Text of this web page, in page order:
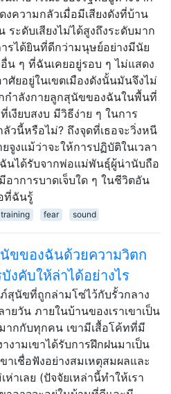
งความกลัวเมื่อมีเสียงดังที่บ้าน
ระดับเสียงไม่ได้สูงถึงระดับมาก
รได้ยินที่ดีกว่ามนุษย์อย่างมีนัย
ๆ ที่ฉันเคยอยู่รอบ ๆ ไม่แสดง
ยอยู่ในเขตเมืองดังนั้นมันจึงไม่
กำลังกายลูกสุนัขของฉันในพื้นที่
งียบสงบ มีวิธีง่าย ๆ ในการ
วนี้หรือไม่? ถึงจุดที่เธอจะวิ่งหนี
จูงแม้ว่าจะให้การปฏิบัติในเวลา
นได้รับจากพ่อแม่พันธุ์ผู้น่านับถือ
อาการบาดเจ็บใด ๆ ในชีวิตอัน
ที่ฉันรู้
training fear sound
ขของฉันด้วยความวิตก
งคับให้ล่าได้อย่างไร
สุนัขที่ถูกล่ามโซ่ไว้กับรั้วกลาง
ายวัน ภายในบ้านของเราเขาเป็น
ากกับทุกคน เขามีเสื้อโค้ทที่มี
งามเขาได้รับการฝึกฝนมาเป็น
าเชื่อฟังอย่างสมเหตุสมผลและ
ห่าเลย (ปัจจัยเหล่านี้ทำให้เรา